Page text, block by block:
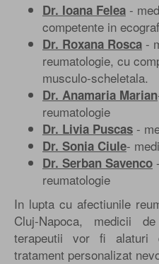
Dr. Ioana Felea -
competente in
Dr. Roxana Rosca -
reumatologie, cu
musculo-scheletala.
Dr. Anamaria Marian
reumatologie
Dr. Livia Puscas -
Dr. Sonia Ciule-
Dr. Serban Savenco
reumatologie
In lupta cu afectiunile
Cluj-Napoca, medicii
terapeutii vor fi
tratament personalizat